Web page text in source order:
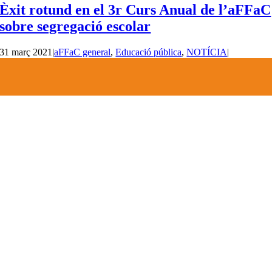
Èxit rotund en el 3r Curs Anual de l’aFFaC
sobre segregació escolar
31 març 2021 |aFFaC general,Educació pública,NOTÍCIA|